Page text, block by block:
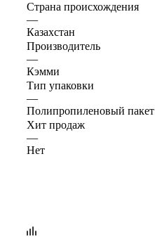
Страна происхождения
—
Казахстан
Производитель
—
Кэмми
Тип упаковки
—
Полипропиленовый пакет
Хит продаж
—
Нет